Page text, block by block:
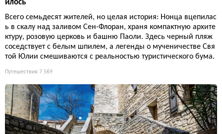
Шесть деревень Эро: от катарских руин до римских аббат
ств
Аббатство в ущелье, катарская крепость над пропастью, мост
дьявола и средиземноморская нега — в этих шести деревнях